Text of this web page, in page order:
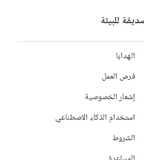
للبيئة
الهدايا
فرص العمل
إشعار الخصوصية
استخدام الذكاء الاصطناعي
الشروط